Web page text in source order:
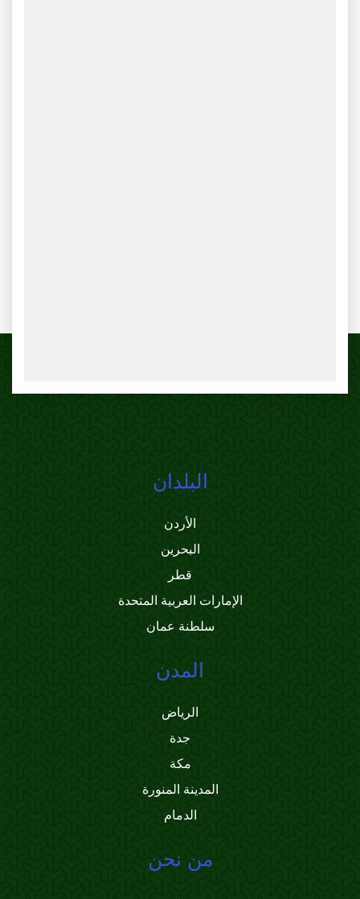
البلدان
الأردن
البحرين
قطر
الإمارات العربية المتحدة
سلطنة عمان
المدن
الرياض
جدة
مكة
المدينة المنورة
الدمام
من نحن